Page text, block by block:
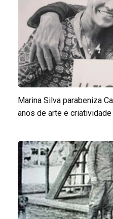
Marina Silva parabeniza
anos de arte e criatividade